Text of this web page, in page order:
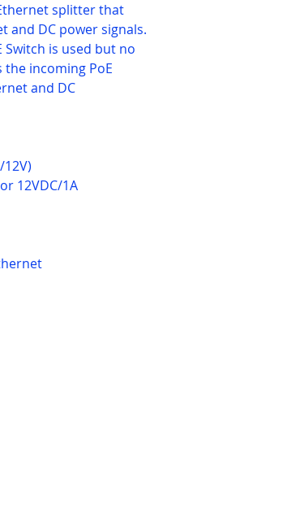
splitter that
and DC power signals.
Switch is used but no
the incoming PoE
and DC
12VDC/1A